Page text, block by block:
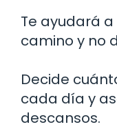
Te ayudará
camino y no
Decide
cada día y
descansos.